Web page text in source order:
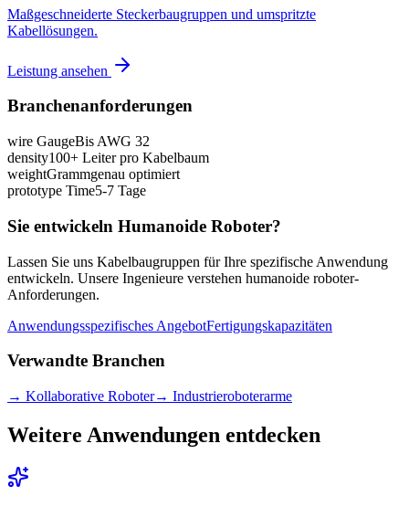
Maßgeschneiderte Steckerbaugruppen und umspritzte
Kabellösungen.
Leistung ansehen
Branchenanforderungen
wire GaugeBis AWG 32
density100+ Leiter pro Kabelbaum
weightGrammgenau optimiert
prototype Time5-7 Tage
Sie entwickeln Humanoide Roboter?
Lassen Sie uns Kabelbaugruppen für Ihre spezifische Anwendung
entwickeln. Unsere Ingenieure verstehen humanoide roboter-
Anforderungen.
Anwendungsspezifisches AngebotFertigungskapazitäten
Verwandte Branchen
→ Kollaborative Roboter→ Industrieroboterarme
Weitere Anwendungen entdecken